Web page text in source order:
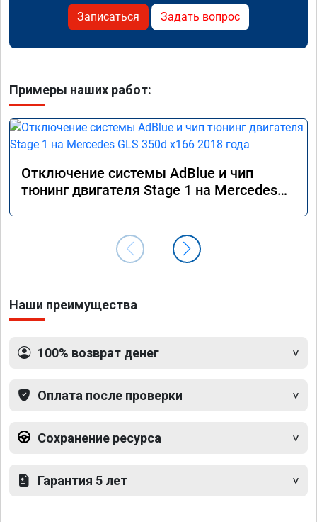
Записаться Задать вопрос
Примеры наших работ:
Отключение системы AdBlue и чип
тюнинг двигателя Stage 1 на Mercedes
Наши преимущества
100% возврат денег
Оплата после проверки
Сохранение ресурса
Гарантия 5 лет